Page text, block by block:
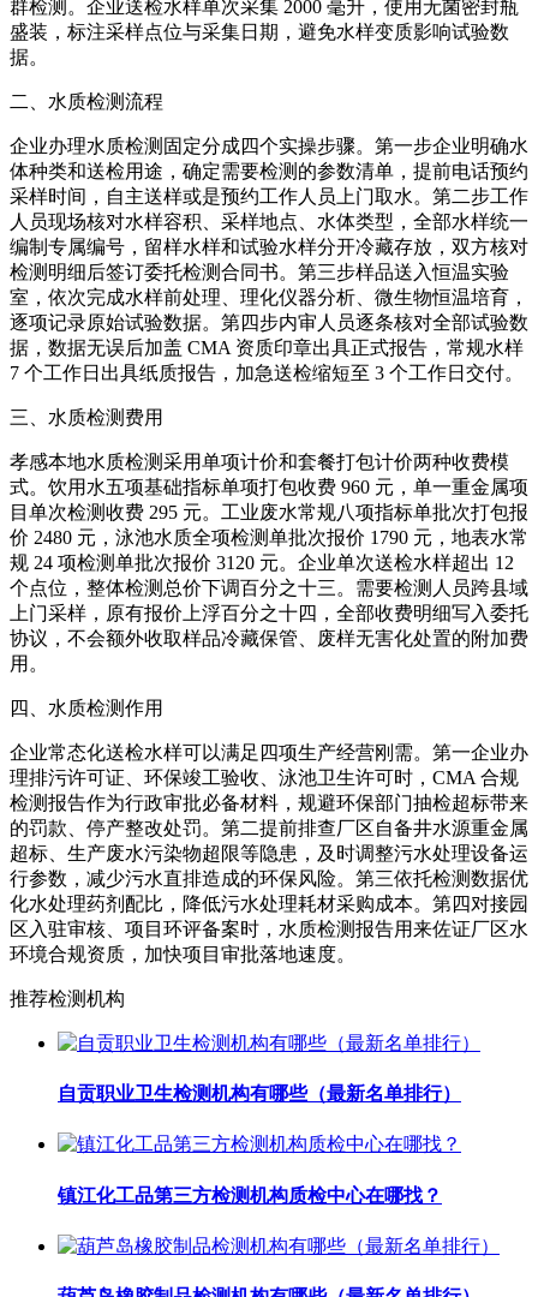
群检测。企业送检水样单次采集 2000 毫升，使用无菌密封瓶
盛装，标注采样点位与采集日期，避免水样变质影响试验数
据。
二、水质检测流程
企业办理水质检测固定分成四个实操步骤。第一步企业明确水
体种类和送检用途，确定需要检测的参数清单，提前电话预约
采样时间，自主送样或是预约工作人员上门取水。第二步工作
人员现场核对水样容积、采样地点、水体类型，全部水样统一
编制专属编号，留样水样和试验水样分开冷藏存放，双方核对
检测明细后签订委托检测合同书。第三步样品送入恒温实验
室，依次完成水样前处理、理化仪器分析、微生物恒温培育，
逐项记录原始试验数据。第四步内审人员逐条核对全部试验数
据，数据无误后加盖 CMA 资质印章出具正式报告，常规水样
7 个工作日出具纸质报告，加急送检缩短至 3 个工作日交付。
三、水质检测费用
孝感本地水质检测采用单项计价和套餐打包计价两种收费模
式。饮用水五项基础指标单项打包收费 960 元，单一重金属项
目单次检测收费 295 元。工业废水常规八项指标单批次打包报
价 2480 元，泳池水质全项检测单批次报价 1790 元，地表水常
规 24 项检测单批次报价 3120 元。企业单次送检水样超出 12
个点位，整体检测总价下调百分之十三。需要检测人员跨县域
上门采样，原有报价上浮百分之十四，全部收费明细写入委托
协议，不会额外收取样品冷藏保管、废样无害化处置的附加费
用。
四、水质检测作用
企业常态化送检水样可以满足四项生产经营刚需。第一企业办
理排污许可证、环保竣工验收、泳池卫生许可时，CMA 合规
检测报告作为行政审批必备材料，规避环保部门抽检超标带来
的罚款、停产整改处罚。第二提前排查厂区自备井水源重金属
超标、生产废水污染物超限等隐患，及时调整污水处理设备运
行参数，减少污水直排造成的环保风险。第三依托检测数据优
化水处理药剂配比，降低污水处理耗材采购成本。第四对接园
区入驻审核、项目环评备案时，水质检测报告用来佐证厂区水
环境合规资质，加快项目审批落地速度。
推荐检测机构
自贡职业卫生检测机构有哪些（最新名单排行）
镇江化工品第三方检测机构质检中心在哪找？